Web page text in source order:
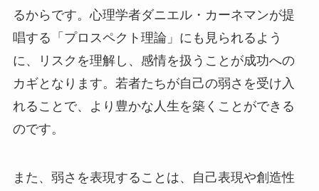
るからです。心理学者ダニエル・カーネマンが提
唱する「プロスペクト理論」にも見られるよう
に、リスクを理解し、感情を扱うことが成功への
カギとなります。若者たちが自己の弱さを受け入
れることで、より豊かな人生を築くことができる
のです。
また、弱さを表現することは、自己表現や創造性